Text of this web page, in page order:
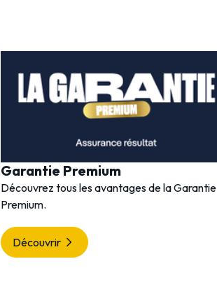
Garantie Premium
Découvrez tous les avantages de la Garantie
Premium.
Découvrir